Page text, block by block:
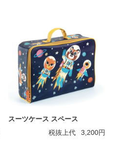
スーツケース スペース
税抜上代
3,200円